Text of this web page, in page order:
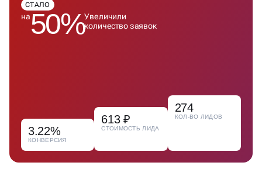
СТАЛО
на50%Увеличили
количество заявок
3.22%
КОНВЕРСИЯ
613 ₽
СТОИМОСТЬ ЛИДА
274
КОЛ-ВО ЛИДОВ